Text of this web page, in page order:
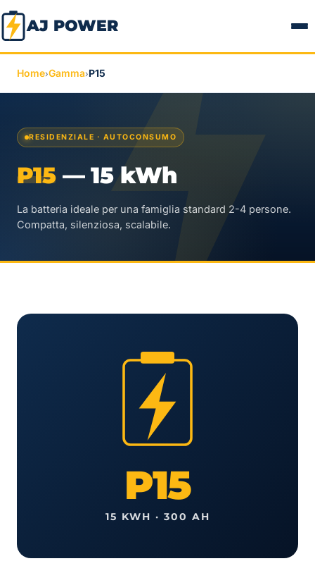
AJ POWER
Home›Gamma›P15
RESIDENZIALE · AUTOCONSUMO
P15— 15 kWh
La batteria ideale per una famiglia standard 2-4 persone.
Compatta, silenziosa, scalabile.
P15
15 KWH · 300 AH